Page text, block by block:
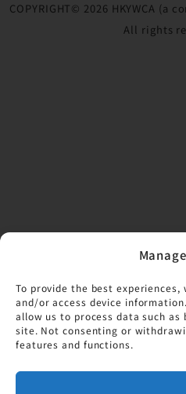
To provide the best
and/or access device
allow us to process data such
site. Not consenting or
features and functions.
b
o
o
a
g
r
COPYRIGHT© 2026 HKYWCA (a
All rights